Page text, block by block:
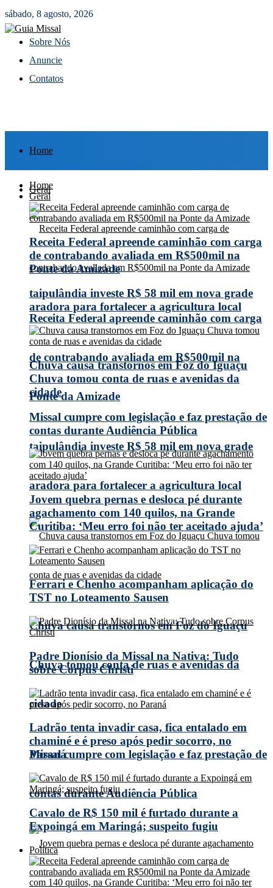
sábado, 8 agosto, 2026
Sobre Nós
Anuncie
Contatos
Home
Geral
Receita Federal apreende caminhão com carga
de contrabando avaliada em R$500mil na
Ponte da Amizade
taipulândia investe R$ 58 mil em nova grade
aradora para fortalecer a agricultura local
Chuva causa transtornos em Foz do Iguaçu
Chuva tomou conta de ruas e avenidas da
cidade
Missal cumpre com legislação e faz prestação de
contas durante Audiência Pública
Home
Geral
Receita Federal apreende caminhão com carga
de contrabando avaliada em R$500mil na
Ponte da Amizade
taipulândia investe R$ 58 mil em nova grade
aradora para fortalecer a agricultura local
Chuva causa transtornos em Foz do Iguaçu
Chuva tomou conta de ruas e avenidas da
cidade
Missal cumpre com legislação e faz prestação de
contas durante Audiência Pública
Jovem quebra pernas e desloca pé durante
agachamento com 140 quilos, na Grande
Curitiba: ‘Meu erro foi não ter aceitado ajuda’
Ferrari e Chenho acompanham aplicação do
TST no Loteamento Sausen
Padre Dionísio da Missal na Nativa: Tudo
sobre Corpus Christi
Ladrão tenta invadir casa, fica entalado em
chaminé e é preso após pedir socorro, no
Paraná
Cavalo de R$ 150 mil é furtado durante a
Expoingá em Maringá; suspeito fugiu
Política